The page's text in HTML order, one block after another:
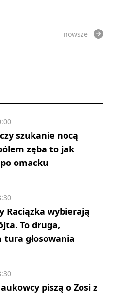
nowsze
szukanie nocą
zęba to jak
omacku
Raciążka wybierają
To druga,
tura głosowania
piszą o Zosi z